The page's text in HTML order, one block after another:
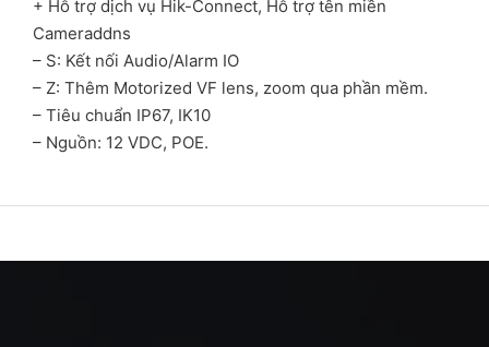
+ Hỗ trợ dịch vụ Hik-Connect, Hỗ trợ tên miền
Cameraddns
– S: Kết nối Audio/Alarm IO
– Z: Thêm Motorized VF lens, zoom qua phần mềm.
– Tiêu chuẩn IP67, IK10
– Nguồn: 12 VDC, POE.